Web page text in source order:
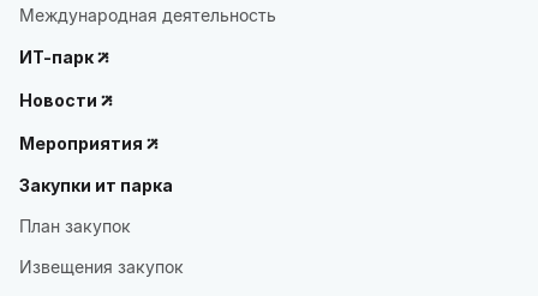
Международная деятельность
ИТ-парк
Новости
Мероприятия
Закупки ит парка
План закупок
Извещения закупок